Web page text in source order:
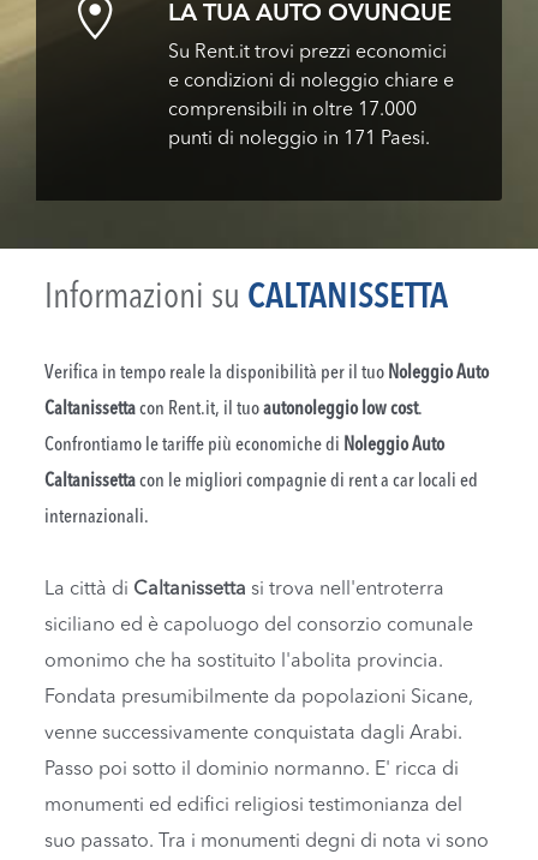
LA TUA AUTO OVUNQUE
Su Rent.it trovi prezzi economici
e condizioni di noleggio chiare e
comprensibili in oltre 17.000
punti di noleggio in 171 Paesi.
Informazioni su CALTANISSETTA
Verifica in tempo reale la disponibilità per il tuo Noleggio Auto
Caltanissettacon Rent.it, il tuoautonoleggio low cost.
Confrontiamo le tariffe più economiche di Noleggio Auto
Caltanissettacon le migliori compagnie di rent a car locali ed
internazionali.
La città di Caltanissetta si trova nell'entroterra
siciliano ed è capoluogo del consorzio comunale
omonimo che ha sostituito l'abolita provincia.
Fondata presumibilmente da popolazioni Sicane,
venne successivamente conquistata dagli Arabi.
Passo poi sotto il dominio normanno. E' ricca di
monumenti ed edifici religiosi testimonianza del
suo passato. Tra i monumenti degni di nota vi sono